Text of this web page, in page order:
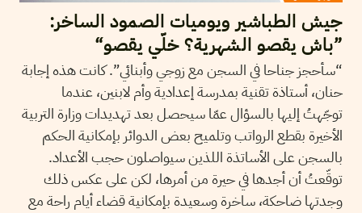
جيش الطباشير ويوميات الصمود الساخر:
”باش يقصو الشهرية؟ خلّي يقصو“
“سأحجز جناحا في السجن مع زوجي وأبنائي”. كانت هذه إجابة
حنان، أستاذة تقنية بمدرسة إعدادية وأم لابنين، عندما
توجّهتُ إليها بالسؤال عمّا سيحصل بعد تهديدات وزارة التربية
الأخيرة بقطع الرواتب وتلميح بعض الدوائر بإمكانية الحكم
بالسجن على الأساتذة اللذين سيواصلون حجب الأعداد.
توقّعتُ أن أجدها في حيرة من أمرها، لكن على عكس ذلك
وجدتها ضاحكة، ساخرة وسعيدة بإمكانية قضاء أيام راحة مع